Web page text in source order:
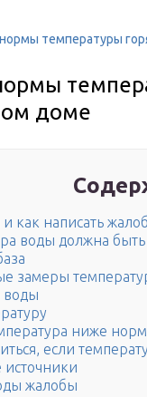
температуры
доме
как написать
воды должна
замеры
воды
ниже
если
жалобы